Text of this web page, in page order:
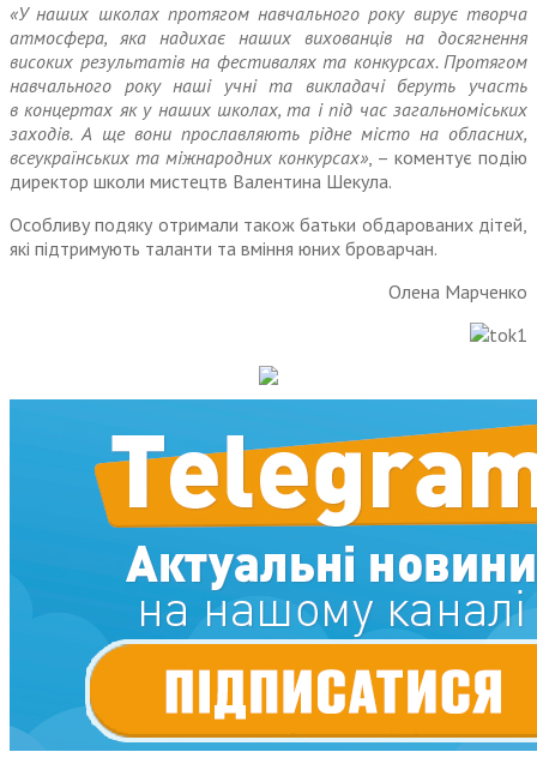
«У наших школах протягом навчального року вирує творча
атмосфера, яка надихає наших вихованців на досягнення
високих результатів на фестивалях та конкурсах. Протягом
навчального року наші учні та викладачі беруть участь
в концертах як у наших школах, та і під час загальноміських
заходів. А ще вони прославляють рідне місто на обласних,
всеукраїнських та міжнародних конкурсах», – коментує подію
директор школи мистецтв Валентина Шекула.
Особливу подяку отримали також батьки обдарованих дітей,
які підтримують таланти та вміння юних броварчан.
Олена Марченко